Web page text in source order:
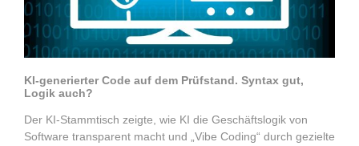
KI-generierter Code auf dem Prüfstand. Syntax gut,
Logik auch?
Der KI-Stammtisch zeigte, wie KI die Geschäftslogik von
Software transparent macht und „Vibe Coding“ durch gezielte